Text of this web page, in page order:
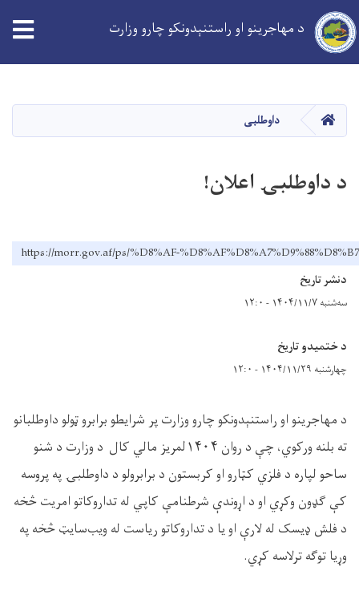
content
د مهاجرینو او راستنېدونکو چارو وزارت
کورپاڼه داوطلبی
د داوطلبۍ اعلان!
https://morr.gov.af/ps/%D8%AF-
دنشر تاریخ
سه‌شنبه ۱۴۰۴/۱۱/۷ - ۱۲:۰
د ختمیدو تاریخ
چهارشنبه ۱۴۰۴/۱۱/۲۹ - ۱۲:۰
د مهاجرینو او راستنېدونکو چارو وزارت پر شرایطو برابرو ټولو داوطلبانو
ته بلنه ورکوي، چې د روان ۱۴۰۴لمریز مالي کال د وزارت د شنو
ساحو لپاره د فلزي کټارو او کربستون د برابرولو د داوطلبۍ په پروسه
کې ګډون وکړي او د اړوندې شرطنامې کاپي له تداروکاتو امریت څخه
د فلش ډيسک له لارې او یا د تداروکاتو ریاست له ویب‌سایټ څخه په
وړیا توګه ترلاسه کړي.